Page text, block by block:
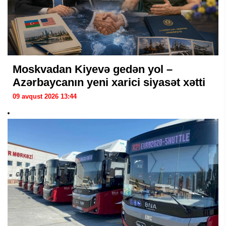
Moskvadan Kiyevə gedən yol –
Azərbaycanın yeni xarici siyasət xətti
09 avqust 2026 13:44